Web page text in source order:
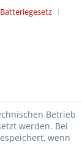
Batteriegesetz
Betrieb
werden. Bei
wenn